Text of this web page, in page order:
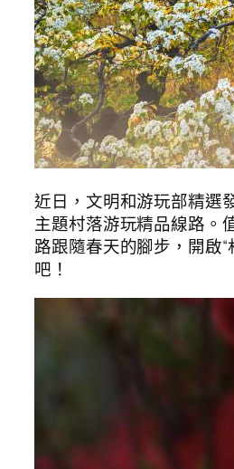
近日，文明和游玩部精選
主題村落游玩精品線路。
路跟隨春天的腳步，開啟“
吧！